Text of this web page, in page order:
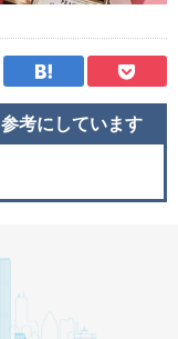
参考にしています